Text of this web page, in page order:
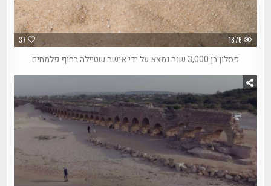
37 1876
פסלון בן 3,000 שנה נמצא על ידי אישה שטיילה בחוף פלמחים